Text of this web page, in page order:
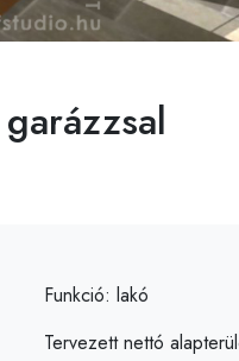
Adatok
Funkció: lakó
Tervezett nettó